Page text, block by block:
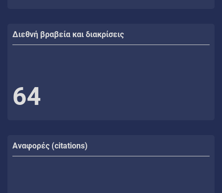
Διεθνή βραβεία και διακρίσεις
64
Αναφορές (citations)